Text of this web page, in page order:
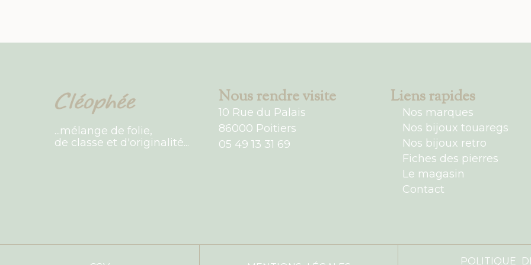
...mélange de folie,
de classe et d'originalité...
Nous rendre visite
10 Rue du Palais
86000 Poitiers
05 49 13 31 69
Liens rapides
Nos marques
Nos bijoux touaregs
Nos bijoux retro
Fiches des pierres
Le magasin
Contact
POLITIQUE